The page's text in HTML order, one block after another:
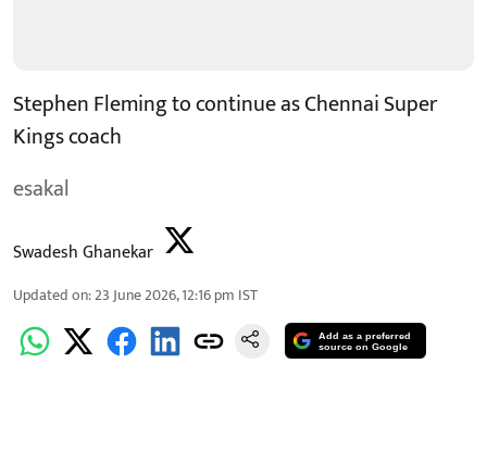
Stephen Fleming to continue as Chennai Super
Kings coach
esakal
Swadesh Ghanekar
Updated on:23 June 2026, 12:16 pm IST
Add as a preferred
source on Google